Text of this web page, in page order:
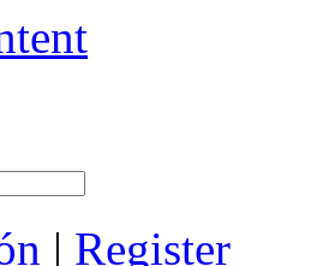
| Register